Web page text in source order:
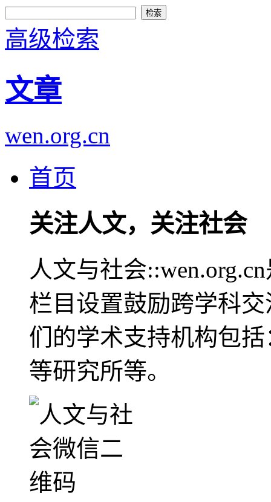
高级检索
文章
wen.org.cn
首页
关注人文，关注社会
人文与社会
栏目设置鼓励跨学科
们的学术支持机构包
等研究所等。